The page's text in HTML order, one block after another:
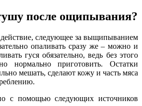
после ощипывания?
следующее за выщипыванием
опаливать сразу же – можно и
гуся обязательно, ведь без этого
нормально приготовить. Остатки
мешать, сделают кожу и часть мяса
с помощью следующих источников